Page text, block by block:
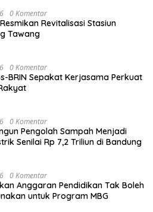
0 Komentar
Revitalisasi Stasiun
Tawang
0 Komentar
BRIN Sepakat Kerjasama Perkuat
0 Komentar
Pengolah Sampah Menjadi
Senilai Rp 7,2 Triliun di Bandung
0 Komentar
Anggaran Pendidikan Tak Boleh
untuk Program MBG